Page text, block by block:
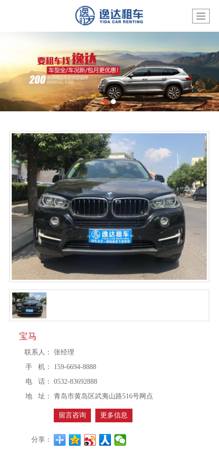
宝马
联系人：
张经理
手 机：
159-6694-8888
电 话：
0532-83692888
地 址：
青岛市黄岛区武夷山路516号网点
留言咨询 更多信息
分享：